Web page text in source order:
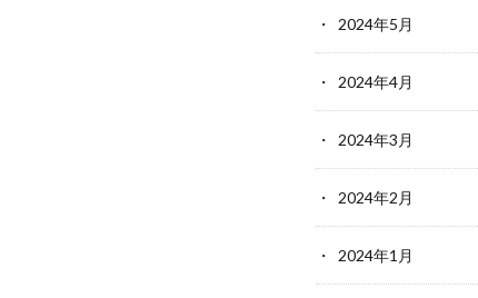
2024年5月
2024年4月
2024年3月
2024年2月
2024年1月